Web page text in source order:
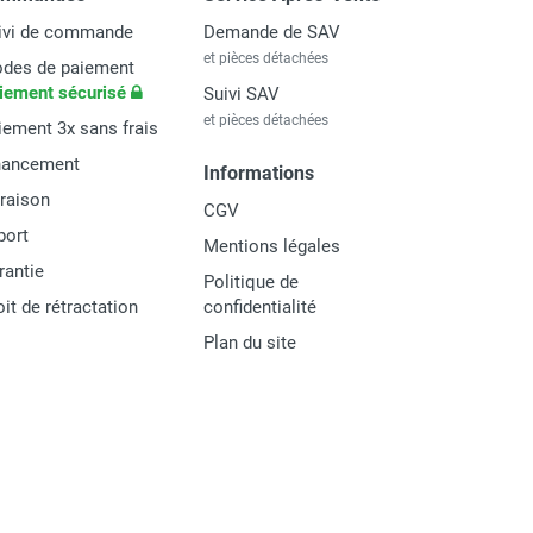
de commande
de paiement
sécurisé
3x sans frais
de rétractation
Demande de SAV
et pièces détachées
Suivi SAV
et pièces détachées
Informations
CGV
Mentions légales
Politique de
confidentialité
Plan du site